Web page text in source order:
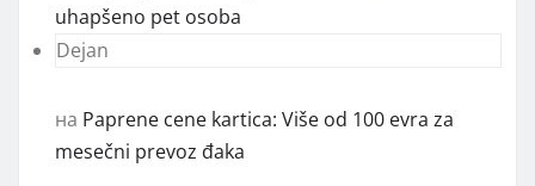
uhapšeno pet osoba
Dejan
на Paprene cene kartica: Više od 100 evra za
mesečni prevoz đaka